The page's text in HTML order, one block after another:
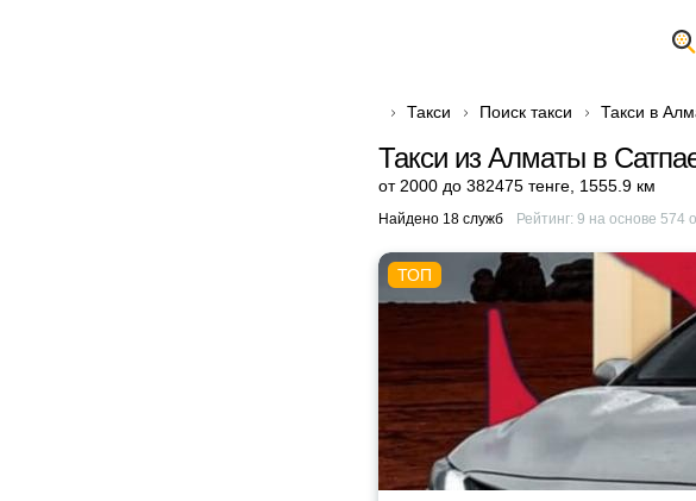
Такси Поиск такси Такси в
Такси из Алматы в
от 2000 до 382475 тенге 1555.9 км
Найдено 18 служб Рейтинг: 9 на основе 574